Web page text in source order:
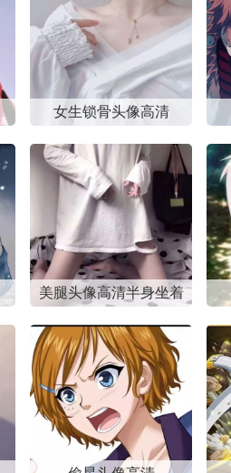
女生锁骨头像高清
美腿头像高清半身坐着